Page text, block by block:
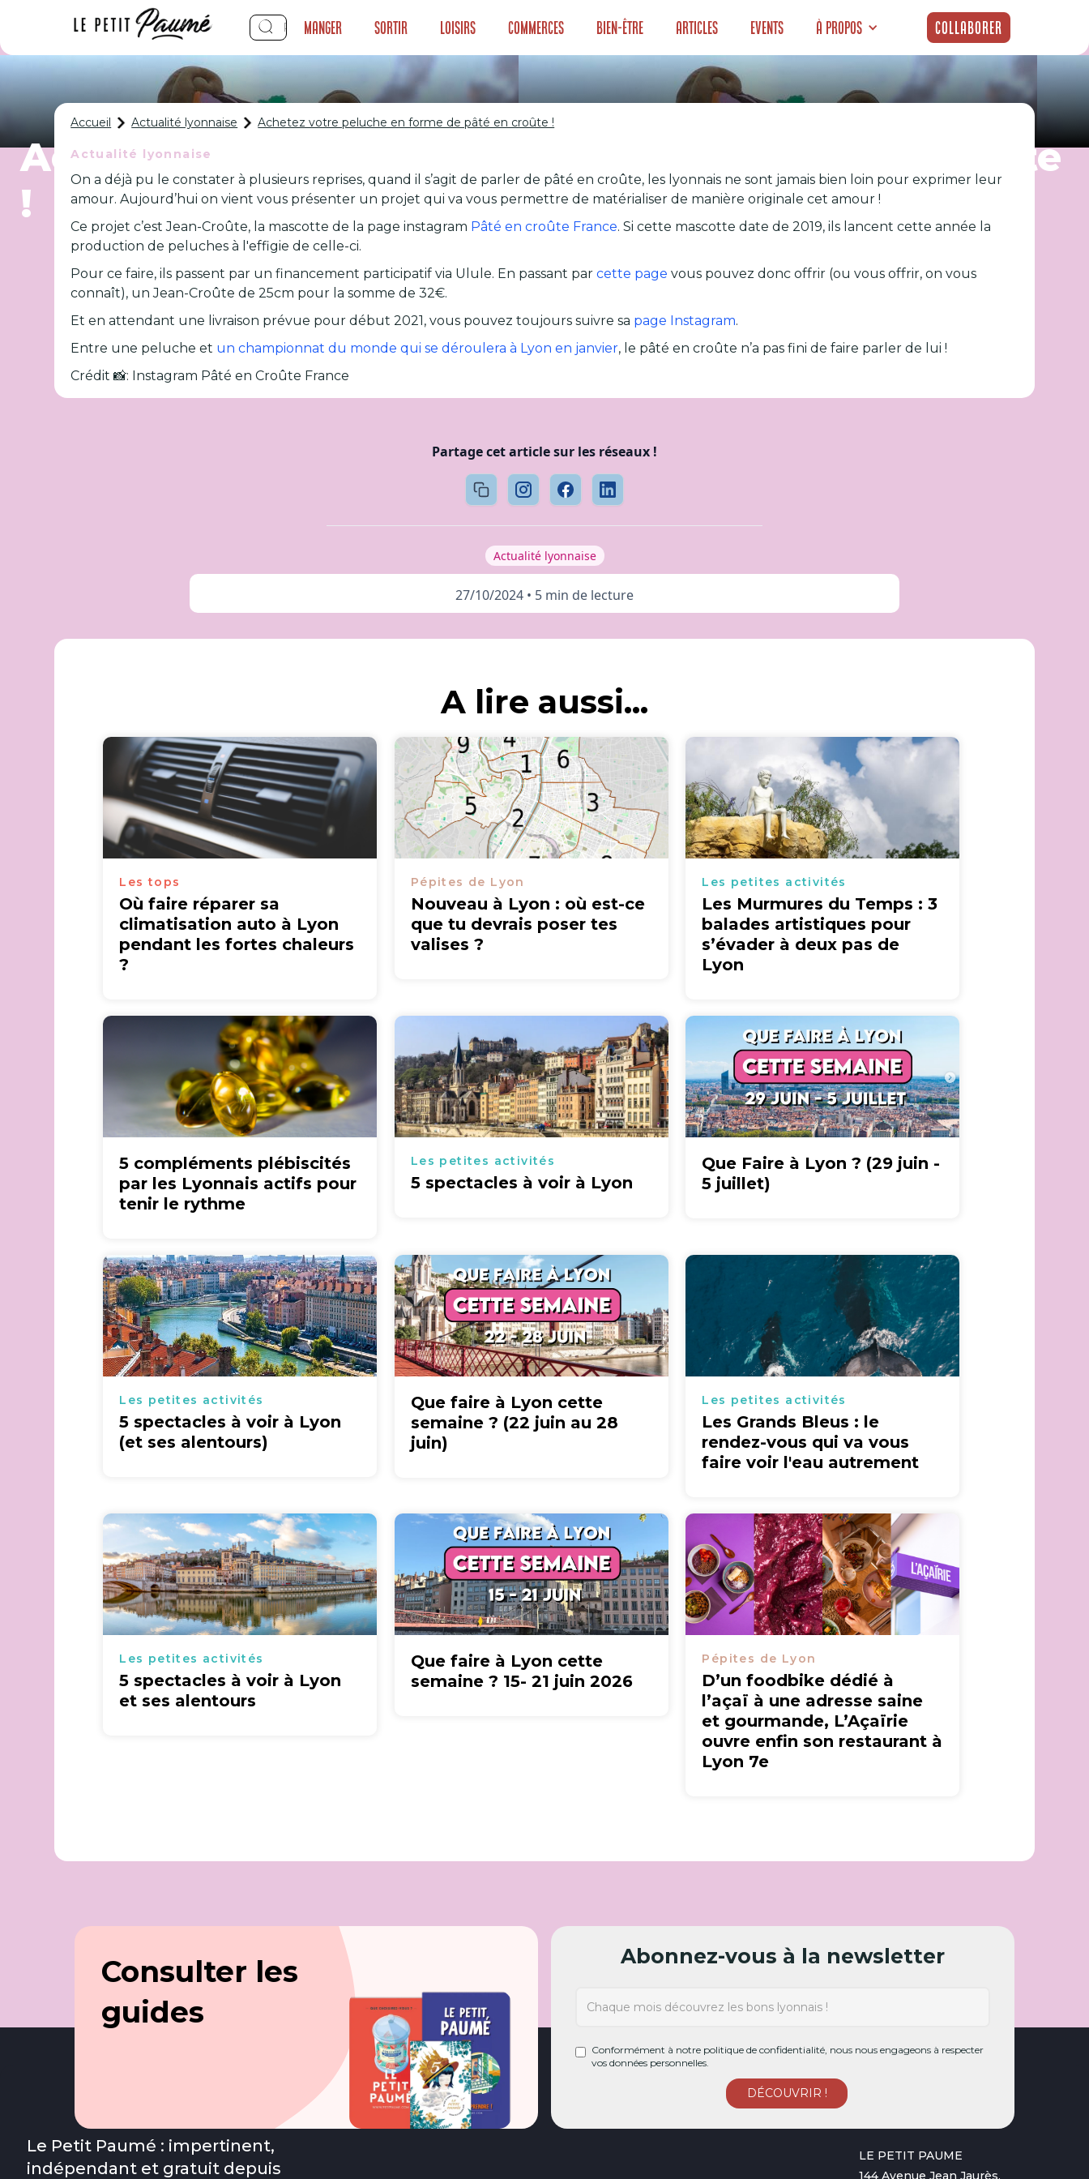
Manger Sortir Loisirs Commerces Bien-être Articles Events À propos Collaborer
Achetez votre peluche en forme de pâté en croûte
!
Accueil Actualité lyonnaise Achetez votre peluche en forme de pâté en croûte !
Actualité lyonnaise
On a déjà pu le constater à plusieurs reprises, quand il s’agit de parler de pâté en croûte, les lyonnais ne sont jamais bien loin pour exprimer leur
amour. Aujourd’hui on vient vous présenter un projet qui va vous permettre de matérialiser de manière originale cet amour !
Ce projet c’est Jean-Croûte, la mascotte de la page instagram Pâté en croûte France. Si cette mascotte date de 2019, ils lancent cette année la
production de peluches à l'effigie de celle-ci.
Pour ce faire, ils passent par un financement participatif via Ulule. En passant parcette page vous pouvez donc offrir (ou vous offrir, on vous
connaît), un Jean-Croûte de 25cm pour la somme de 32€.
Et en attendant une livraison prévue pour début 2021, vous pouvez toujours suivre sa page Instagram.
Entre une peluche et un championnat du monde qui se déroulera à Lyon en janvier, le pâté en croûte n’a pas fini de faire parler de lui !
Crédit 📸: Instagram Pâté en Croûte France
Partage cet article sur les réseaux !
Actualité lyonnaise
27/10/2024 • 5 min de lecture
A lire aussi...
Les tops
Où faire réparer sa
climatisation auto à Lyon
pendant les fortes chaleurs
?
Pépites de Lyon
Nouveau à Lyon : où est-ce
que tu devrais poser tes
valises ?
Les petites activités
Les Murmures du Temps : 3
balades artistiques pour
s’évader à deux pas de
Lyon
5 compléments plébiscités
par les Lyonnais actifs pour
tenir le rythme
Les petites activités
5 spectacles à voir à Lyon
Que Faire à Lyon ? (29 juin -
5 juillet)
Les petites activités
5 spectacles à voir à Lyon
(et ses alentours)
Que faire à Lyon cette
semaine ? (22 juin au 28
juin)
Les petites activités
Les Grands Bleus : le
rendez-vous qui va vous
faire voir l'eau autrement
Les petites activités
5 spectacles à voir à Lyon
et ses alentours
Que faire à Lyon cette
semaine ? 15- 21 juin 2026
Pépites de Lyon
D’un foodbike dédié à
l’açaï à une adresse saine
et gourmande, L’Açaïrie
ouvre enfin son restaurant à
Lyon 7e
Consulter les
guides
Abonnez-vous à la newsletter
Conformément à notre politique de confidentialité, nous nous engageons à respecter
vos données personnelles.
Le Petit Paumé : impertinent,
indépendant et gratuit depuis
LE PETIT PAUME
144 Avenue Jean Jaurès,